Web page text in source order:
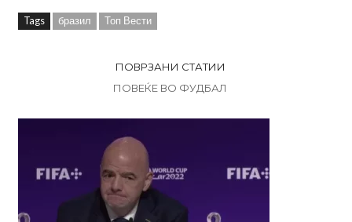
Tags бразил Топ Вести
ПОВРЗАНИ СТАТИИ
ПОВЕЌЕ ВО ФУДБАЛ